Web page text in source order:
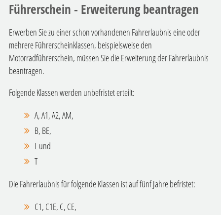
Führerschein - Erweiterung beantragen
Erwerben Sie zu einer schon vorhandenen Fahrerlaubnis eine oder
mehrere Führerscheinklassen, beispielsweise den
Motorradführerschein, müssen Sie die Erweiterung der Fahrerlaubnis
beantragen.
Folgende Klassen werden unbefristet erteilt:
A, A1, A2, AM,
B, BE,
L und
T
Die Fahrerlaubnis für folgende Klassen ist auf fünf Jahre befristet:
C1, C1E, C, CE,